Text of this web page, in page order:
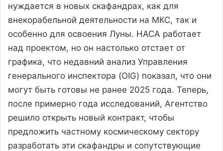
нуждается в новых скафандрах, как для
внекорабельной деятельности на МКС, так и
особенно для освоения Луны. НАСА работает
над проектом, но он настолько отстает от
графика, что недавний анализ Управления
генерального инспектора (OIG) показал, что они
могут быть готовы не ранее 2025 года. Теперь,
после примерно года исследований, Агентство
решило открыть новый контракт, чтобы
предложить частному космическому сектору
разработать эти скафандры и сопутствующие